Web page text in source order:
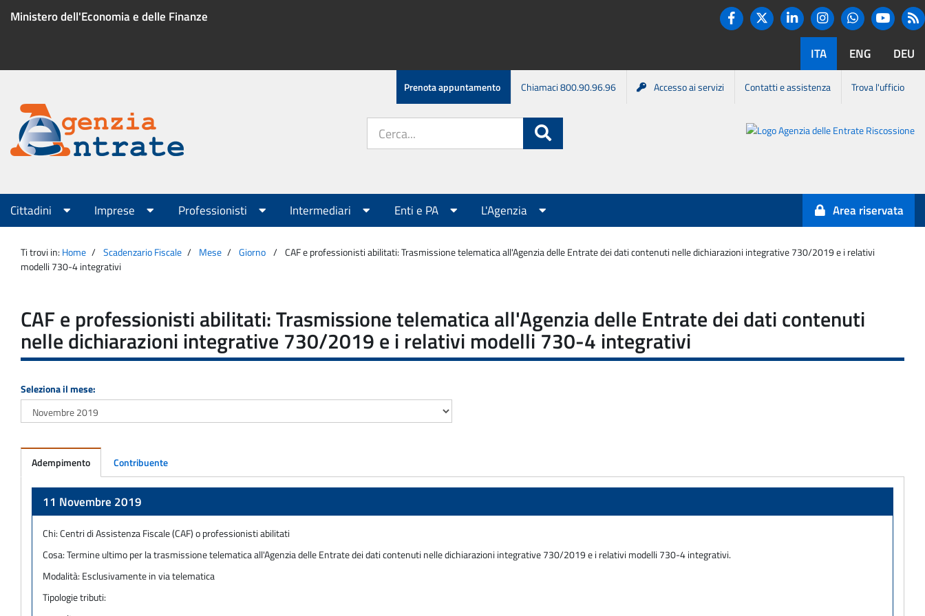
Ministero dell'Economia e delle Finanze
Twitter
LinkedinInstagram
ITA ENG DEU
Menu
servizio
Prenota appuntamento Chiamaci 800.90.96.96 Accesso ai servizi Contatti e assistenza Trova l'ufficio
Agenzia
Entrate
sito:
Agenzia
Entrate-
Riscossione
Menu
principale
Cittadini Imprese Professionisti Intermediari Enti e PA L'Agenzia Area riservata
Ti trovi in: Home Scadenzario Fiscale Mese Giorno
CAF e professionisti abilitati: Trasmissione telematica all'Agenzia delle Entrate dei dati contenuti nelle dichiarazioni integrative 730/2019 e i relativi
modelli 730-4 integrativi
CAF e professionisti abilitati: Trasmissione telematica all'Agenzia delle Entrate dei dati contenuti
nelle dichiarazioni integrative 730/2019 e i relativi modelli 730-4 integrativi
Seleziona il mese:
Adempimento Contribuente
11 Novembre 2019
Chi:Centri di Assistenza Fiscale (CAF) o professionisti abilitati
Cosa:Termine ultimo per la trasmissione telematica all'Agenzia delle Entrate dei dati contenuti nelle dichiarazioni integrative 730/2019 e i relativi modelli 730-4 integrativi.
Modalità: Esclusivamente in via telematica
Tipologie tributi: